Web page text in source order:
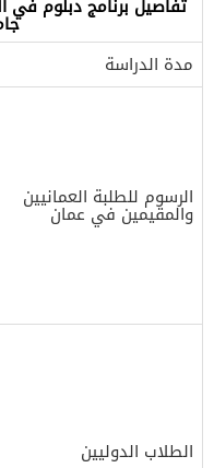
تفاصيل برنامج دبلوم في
مدة الدراسة
الرسوم للطلبة العمانيين
والمقيمين في عمان
الطلاب الدوليين